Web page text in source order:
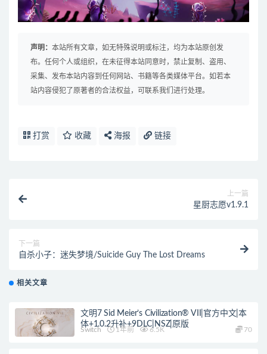
声明： 本站所有文章，如无特殊说明或标注，均为本站原创发
布。任何个人或组织，在未征得本站同意时，禁止复制、盗用、
采集、发布本站内容到任何网站、书籍等各类媒体平台。如若本
站内容侵犯了原著者的合法权益，可联系我们进行处理。
打赏 收藏 海报 链接
上一篇
星厨志愿v1.9.1
下一篇
自杀小子：迷失梦境/Suicide Guy The Lost Dreams
相关文章
文明7 Sid Meier’s Civilization® VII|官方中文|本
体+1.0.2升补+9DLC|NSZ|原版
Switch 1年前 6.5K 70